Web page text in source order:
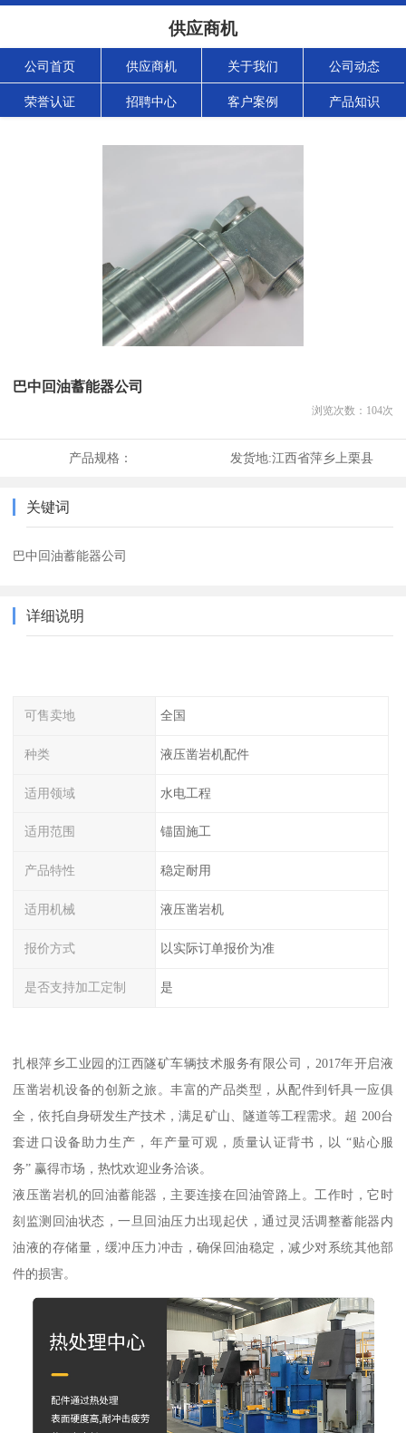
供应商机
公司首页 供应商机 关于我们 公司动态
荣誉认证 招聘中心 客户案例 产品知识
巴中回油蓄能器公司
浏览次数： 104次
产品规格： 发货地:江西省萍乡上栗县
关键词
巴中回油蓄能器公司
详细说明
可售卖地 全国
种类 液压凿岩机配件
适用领域 水电工程
适用范围 锚固施工
产品特性 稳定耐用
适用机械 液压凿岩机
报价方式 以实际订单报价为准
是否支持加工定制 是
扎根萍乡工业园的江西隧矿车辆技术服务有限公司，2017年开启液
压凿岩机设备的创新之旅。丰富的产品类型，从配件到钎具一应俱
全，依托自身研发生产技术，满足矿山、隧道等工程需求。超 200台
套进口设备助力生产，年产量可观，质量认证背书，以 “贴心服
务” 赢得市场，热忱欢迎业务洽谈。
液压凿岩机的回油蓄能器，主要连接在回油管路上。工作时，它时
刻监测回油状态，一旦回油压力出现起伏，通过灵活调整蓄能器内
油液的存储量，缓冲压力冲击，确保回油稳定，减少对系统其他部
件的损害。